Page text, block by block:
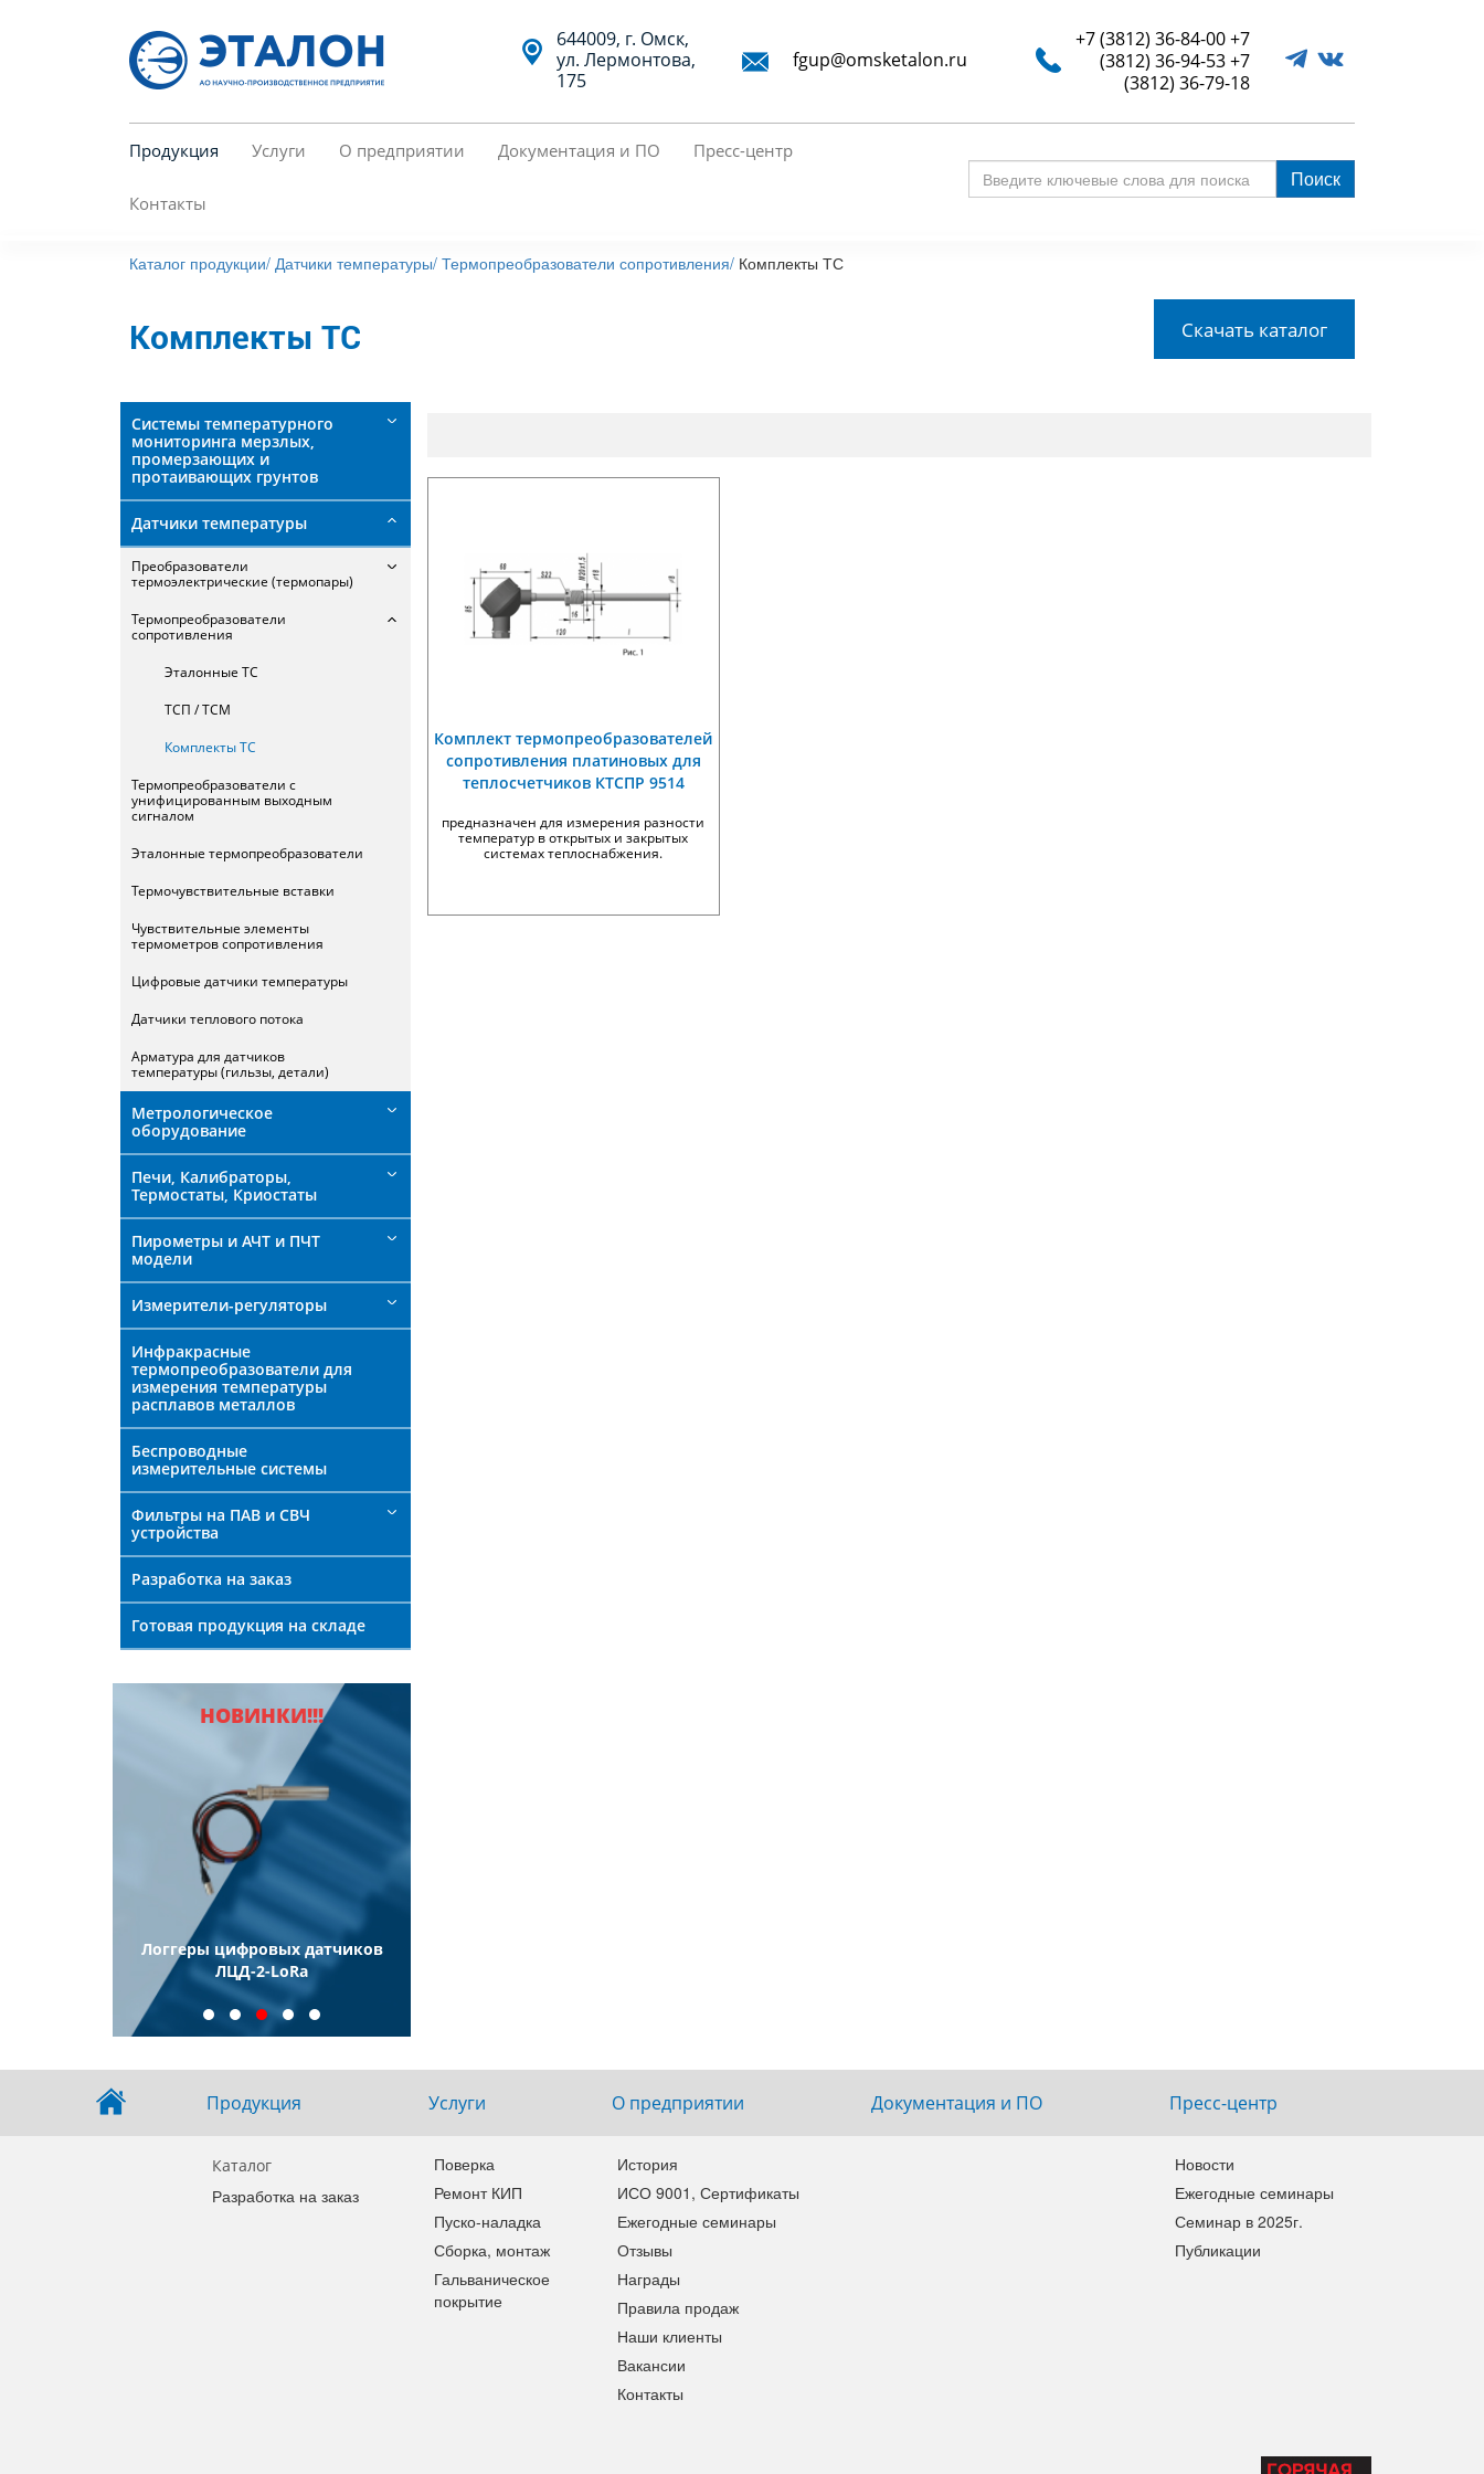
644009, г. Омск,
ул. Лермонтова,
175
fgup@omsketalon.ru
+7 (3812) 36-84-00+7
(3812) 36-94-53+7
(3812) 36-79-18
Продукция Услуги О предприятии Документация и ПО Пресс-центр
Контакты
Поиск
Каталог продукции/ Датчики температуры/ Термопреобразователи сопротивления/ Комплекты ТС
Комплекты ТС Скачать каталог
Системы температурного
мониторинга мерзлых,
промерзающих и
протаивающих грунтов
Датчики температуры
Преобразователи
термоэлектрические (термопары)
Термопреобразователи
сопротивления
Эталонные ТС
ТСП / ТСМ
Комплекты ТС
Термопреобразователи с
унифицированным выходным
сигналом
Эталонные термопреобразователи
Термочувствительные вставки
Чувствительные элементы
термометров сопротивления
Цифровые датчики температуры
Датчики теплового потока
Арматура для датчиков
температуры (гильзы, детали)
Метрологическое
оборудование
Печи, Калибраторы,
Термостаты, Криостаты
Пирометры и АЧТ и ПЧТ
модели
Измерители-регуляторы
Инфракрасные
термопреобразователи для
измерения температуры
расплавов металлов
Беспроводные
измерительные системы
Фильтры на ПАВ и СВЧ
устройства
Разработка на заказ
Готовая продукция на складе
НОВИНКИ!!!
Логгеры цифровых датчиков
ЛЦД-2-LoRa
Комплект термопреобразователей
сопротивления платиновых для
теплосчетчиков КТСПР 9514
предназначен для измерения разности
температур в открытых и закрытых
системах теплоснабжения.
Продукция
Каталог
Разработка на заказ
Услуги
Поверка
Ремонт КИП
Пуско-наладка
Сборка, монтаж
Гальваническое
покрытие
О предприятии
История
ИСО 9001, Сертификаты
Ежегодные семинары
Отзывы
Награды
Правила продаж
Наши клиенты
Вакансии
Контакты
Документация и ПО Пресс-центр
Новости
Ежегодные семинары
Семинар в 2025г.
Публикации